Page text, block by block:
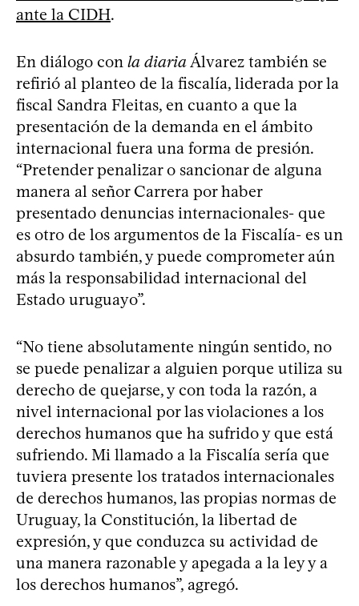
ante la CIDH.
En diálogo con la diaria Álvarez también se
refirió al planteo de la fiscalía, liderada por la
fiscal Sandra Fleitas, en cuanto a que la
presentación de la demanda en el ámbito
internacional fuera una forma de presión.
“Pretender penalizar o sancionar de alguna
manera al señor Carrera por haber
presentado denuncias internacionales- que
es otro de los argumentos de la Fiscalía- es un
absurdo también, y puede comprometer aún
más la responsabilidad internacional del
Estado uruguayo”.
“No tiene absolutamente ningún sentido, no
se puede penalizar a alguien porque utiliza su
derecho de quejarse, y con toda la razón, a
nivel internacional por las violaciones a los
derechos humanos que ha sufrido y que está
sufriendo. Mi llamado a la Fiscalía sería que
tuviera presente los tratados internacionales
de derechos humanos, las propias normas de
Uruguay, la Constitución, la libertad de
expresión, y que conduzca su actividad de
una manera razonable y apegada a la ley y a
los derechos humanos”, agregó.